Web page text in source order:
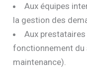
Aux équipes
la gestion des
Aux
fonctionnement du
maintenance).